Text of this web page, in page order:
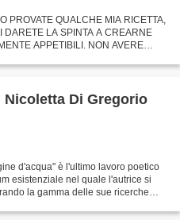
PROVATE QUALCHE MIA RICETTA,
DARETE LA SPINTA A CREARNE
APPETIBILI. NON AVERE
Nicoletta Di Gregorio
d'acqua" è l'ultimo lavoro poetico
esistenziale nel quale l'autrice si
la gamma delle sue ricerche